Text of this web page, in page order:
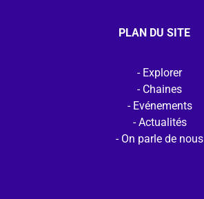
PLAN DU SITE
Explorer
Chaines
Evénements
Actualités
On parle de nous